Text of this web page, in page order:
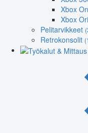
Xbox
Xbox
Pelitarvikkeet
Retrokonsolit